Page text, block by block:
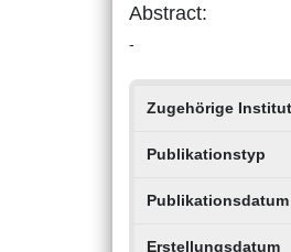
Abstract:
-
Zugehörige
Publikationstyp
Publikationsdatum
Erstellungsdatum